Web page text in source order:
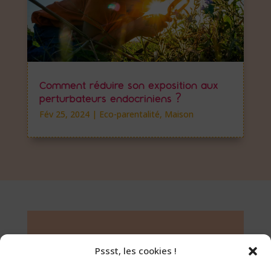
Pssst, les cookies !
Comment réduire son exposition aux
perturbateurs endocriniens ?
Fév 25, 2024| Eco-parentalité, Maison